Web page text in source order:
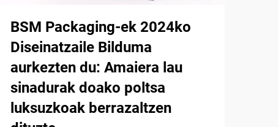
BSM Packaging-ek 2024ko
Diseinatzaile Bilduma
aurkezten du: Amaiera lau
sinadurak doako poltsa
luksuzkoak berrazaltzen